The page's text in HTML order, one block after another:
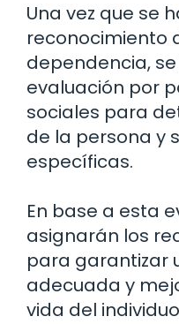
Una vez que se
reconocimiento
dependencia,
evaluación por
sociales para
de la persona y
específicas.
En base a esta
asignarán los
para garantizar
adecuada y
vida del